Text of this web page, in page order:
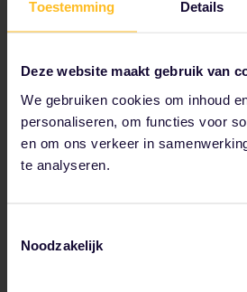
Toestemming Details
Deze website maakt gebruik van
We gebruiken cookies om inhoud
personaliseren, om functies voor
en om ons verkeer in
te analyseren.
Noodzakelijk
Bahn op +49 1806 996
Hoe koop ik een
toeslag voor de
Hoogte van de
PLN 43 (ongeveer €
reserveren voor de EIP: